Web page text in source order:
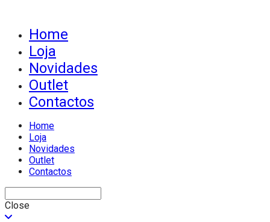
Home
Loja
Novidades
Outlet
Contactos
Home
Loja
Novidades
Outlet
Contactos
Close